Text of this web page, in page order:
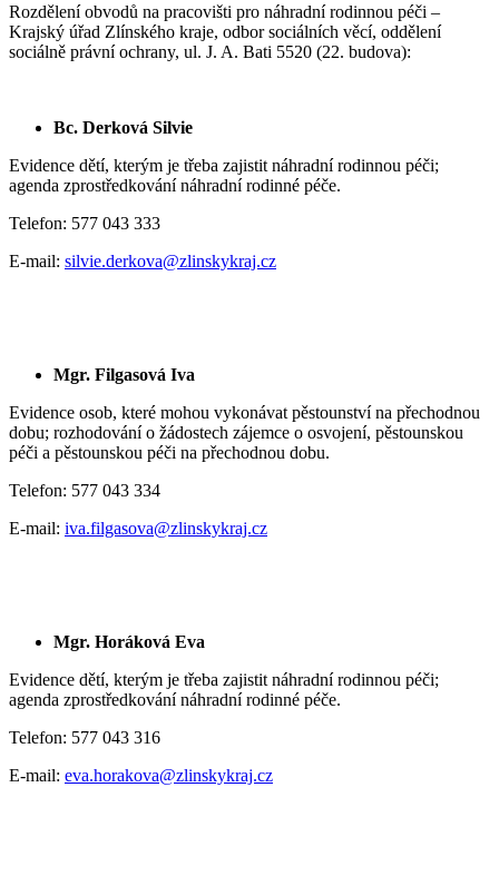
Rozdělení obvodů na pracovišti pro náhradní rodinnou péči –
Krajský úřad Zlínského kraje, odbor sociálních věcí, oddělení
sociálně právní ochrany, ul. J. A. Bati 5520 (22. budova):
Bc. Derková Silvie
Evidence dětí, kterým je třeba zajistit náhradní rodinnou péči;
agenda zprostředkování náhradní rodinné péče.
Telefon: 577 043 333
E-mail: silvie.derkova@zlinskykraj.cz
Mgr. Filgasová Iva
Evidence osob, které mohou vykonávat pěstounství na přechodnou
dobu; rozhodování o žádostech zájemce o osvojení, pěstounskou
péči a pěstounskou péči na přechodnou dobu.
Telefon: 577 043 334
E-mail: iva.filgasova@zlinskykraj.cz
Mgr. Horáková Eva
Evidence dětí, kterým je třeba zajistit náhradní rodinnou péči;
agenda zprostředkování náhradní rodinné péče.
Telefon: 577 043 316
E-mail: eva.horakova@zlinskykraj.cz